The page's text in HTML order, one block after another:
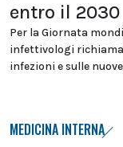
entro il 2030
Per la Giornata
infettivologi
infezioni e sulle
MEDICINA INTERNA